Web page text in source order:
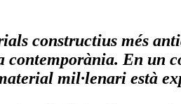
constructius més
En un
mil·lenari està